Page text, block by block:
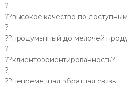
?
??высокое качество по
?
??продуманный до мелочей
?
??клиентоориентированность?
?
??непременная обратная связь